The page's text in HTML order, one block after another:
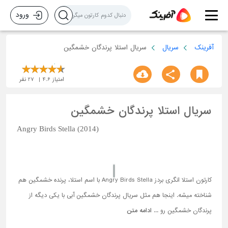
ورود
آفرینک سریال سریال استلا پرندگان خشمگین
امتیاز 4.6
27 نفر
سریال استلا پرندگان خشمگین
Angry Birds Stella (2014)
کارتون استلا انگری بردز Angry Birds Stella با اسم استلا، پرنده خشمگین هم
شناخته میشه. اینجا هم مثل سریال پرندگان خشمگین آبی با یکی دیگه از
پرندگان خشمگین رو ... ادامه متن